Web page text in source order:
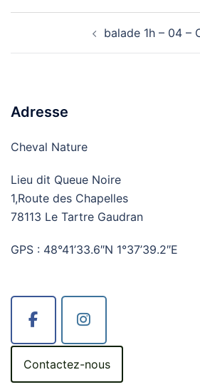
balade 1h – 04 –
Adresse
Cheval Nature
Lieu dit Queue Noire
1,Route des Chapelles
78113 Le Tartre Gaudran
GPS : 48°41’33.6″N 1°37’39.2″E
Contactez-nous